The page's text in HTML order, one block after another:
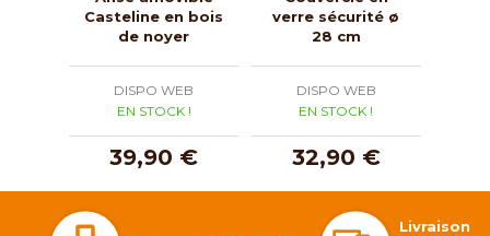
Casteline en bois
de noyer
DISPO WEB
EN STOCK !
39,90 €
verre sécurité ø
28 cm
DISPO WEB
EN STOCK !
32,90 €
Livraison